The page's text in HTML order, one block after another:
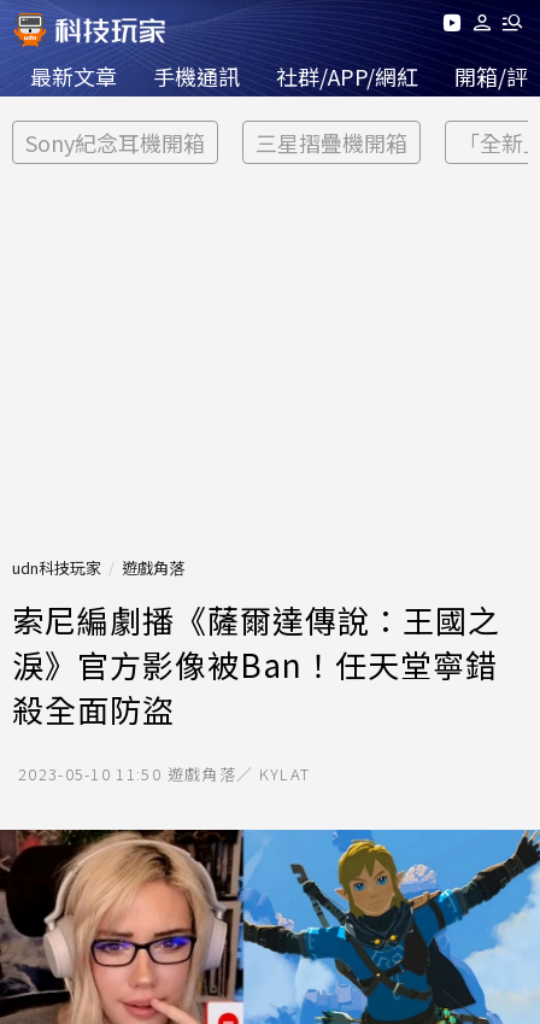
最新文章 手機通訊 社群/APP/網紅 開箱/評
Sony紀念耳機開箱 三星摺疊機開箱 「全新
udn科技玩家 遊戲角落
索尼編劇播《薩爾達傳說：王國之
淚》官方影像被Ban！任天堂寧錯
殺全面防盜
2023-05-10 11:50 遊戲角落／ KYLAT